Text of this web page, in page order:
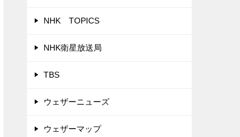
NHK TOPICS
NHK衛星放送局
TBS
ウェザーニューズ
ウェザーマップ